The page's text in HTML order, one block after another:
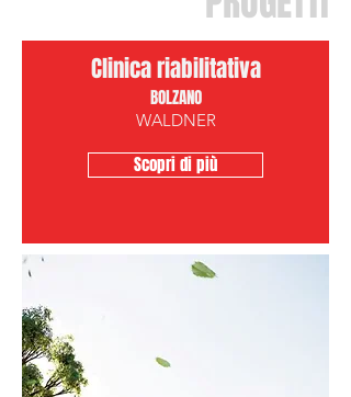
Clinica riabilitativa
BOLZANO
WALDNER
Scopri di più